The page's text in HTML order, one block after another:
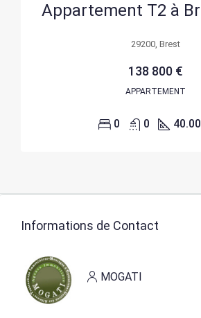
29200, Brest
138 800 €
APPARTEMENT
0 0 40.00
Informations de Contact
MOGATI